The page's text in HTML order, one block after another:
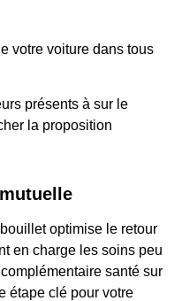
votre voiture dans tous
présents à sur le
la proposition
optimise le retour
en charge les soins peu
santé sur
étape clé pour votre